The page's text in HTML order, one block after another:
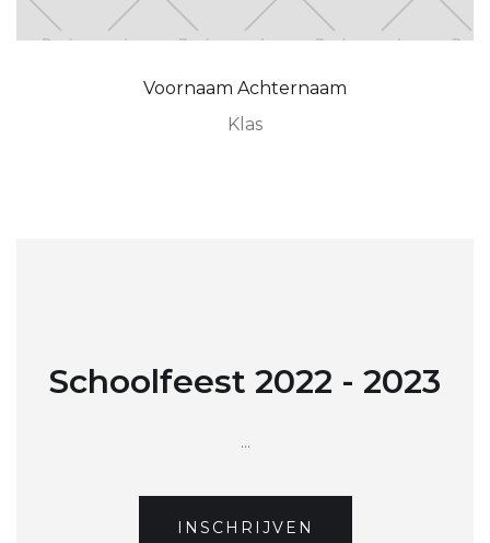
Voornaam Achternaam
Klas
Schoolfeest 2022 - 2023
...
INSCHRIJVEN